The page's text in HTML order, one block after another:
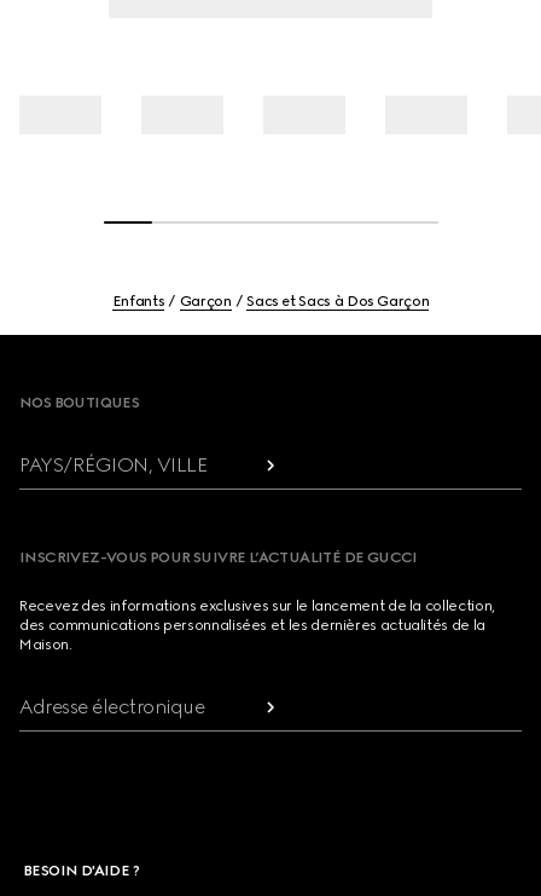
Enfants Garçon Sacs et Sacs à Dos Garçon
NOS BOUTIQUES
PAYS/RÉGION, VILLE
INSCRIVEZ-VOUS POUR SUIVRE L’ACTUALITÉ DE GUCCI
Recevez des informations exclusives sur le lancement de la collection,
des communications personnalisées et les dernières actualités de la
Maison.
Adresse électronique
BESOIN D'AIDE ?